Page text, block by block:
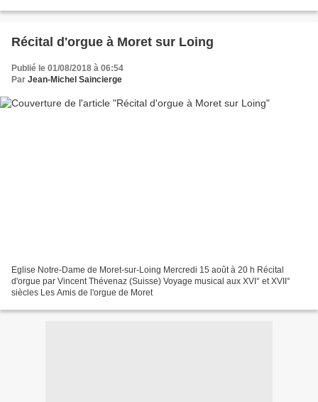
Récital d'orgue à Moret sur Loing
Publié le 01/08/2018 à 06:54
Par Jean-Michel Saincierge
Eglise Notre-Dame de Moret-sur-Loing Mercredi 15 août à 20 h Récital
d'orgue par Vincent Thévenaz (Suisse) Voyage musical aux XVI° et XVII°
siècles Les Amis de l'orgue de Moret